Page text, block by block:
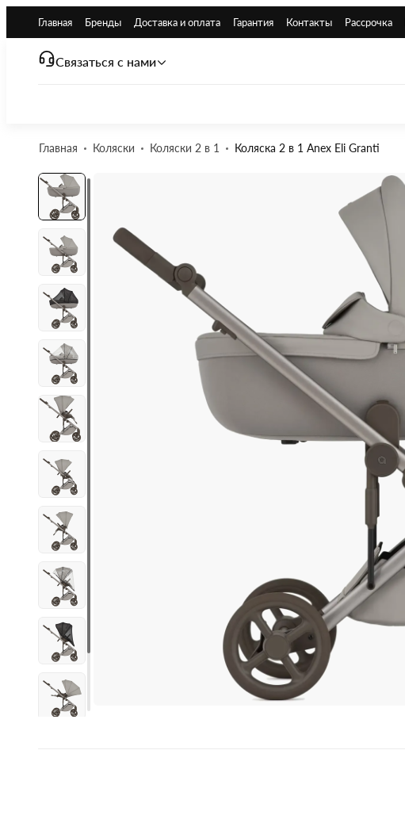
Главная Бренды Доставка и оплата Гарантия Контакты Рассрочка
Связаться с нами
Главная Коляски Коляски 2 в 1 Коляска 2 в 1 Anex Eli Granti